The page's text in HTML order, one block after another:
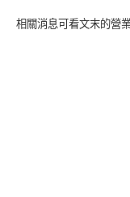
相關消息可看文末的營